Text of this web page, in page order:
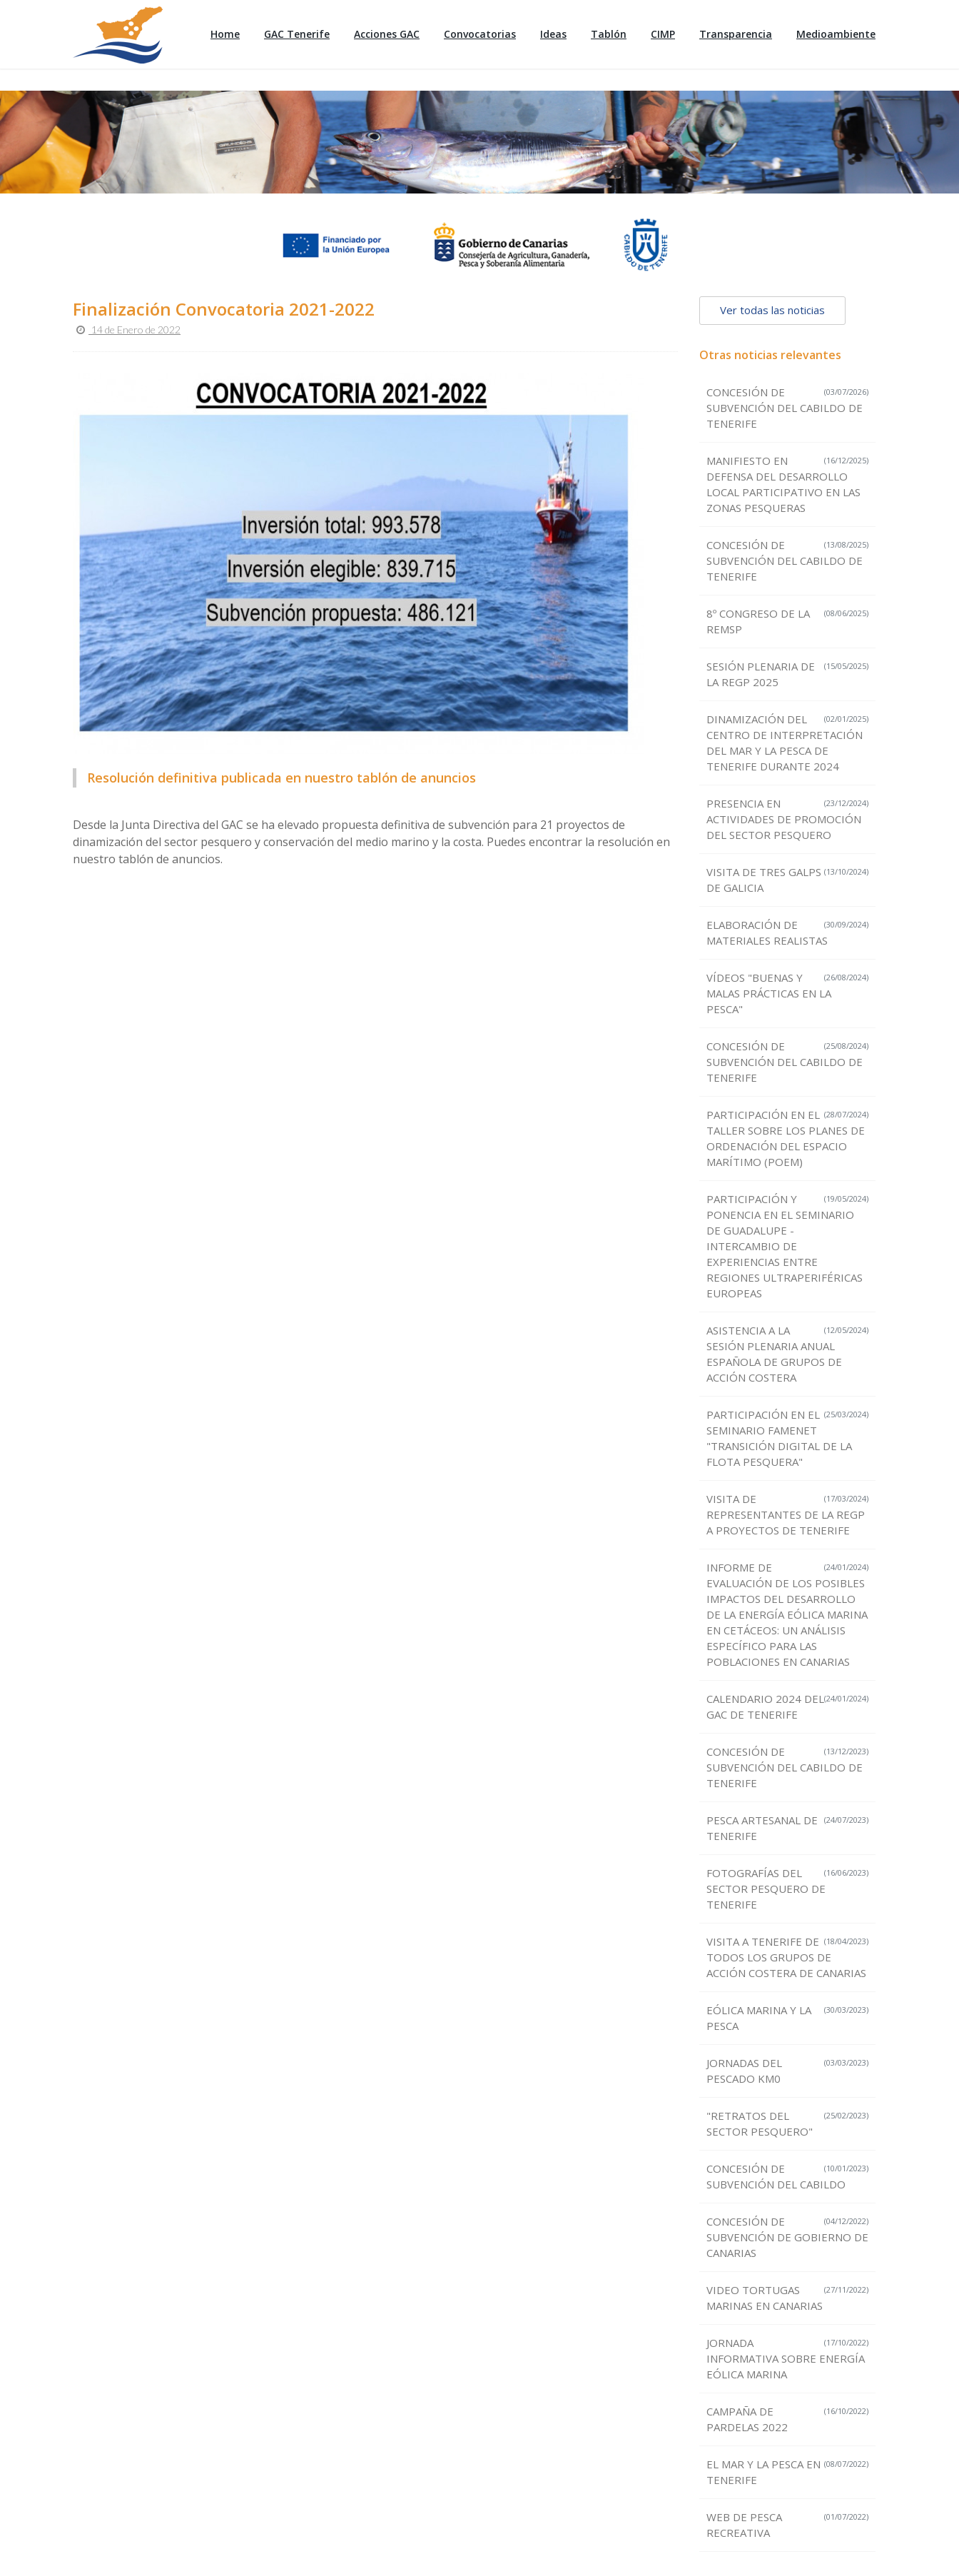
Home GAC Tenerife Acciones GAC Convocatorias Ideas Tablón CIMP Transparencia Medioambiente
Finalización Convocatoria 2021-2022
14 de Enero de 2022
Resolución definitiva publicada en nuestro tablón de anuncios
Desde la Junta Directiva del GAC se ha elevado propuesta definitiva de subvención para 21 proyectos de
dinamización del sector pesquero y conservación del medio marino y la costa. Puedes encontrar la resolución en
nuestro tablón de anuncios.
Ver todas las noticias
Otras noticias relevantes
(03/07/2026)
CONCESIÓN DE
SUBVENCIÓN DEL CABILDO DE
TENERIFE
(16/12/2025)
MANIFIESTO EN
DEFENSA DEL DESARROLLO
LOCAL PARTICIPATIVO EN LAS
ZONAS PESQUERAS
(13/08/2025)
CONCESIÓN DE
SUBVENCIÓN DEL CABILDO DE
TENERIFE
(08/06/2025)
8º CONGRESO DE LA
REMSP
(15/05/2025)
SESIÓN PLENARIA DE
LA REGP 2025
(02/01/2025)
DINAMIZACIÓN DEL
CENTRO DE INTERPRETACIÓN
DEL MAR Y LA PESCA DE
TENERIFE DURANTE 2024
(23/12/2024)
PRESENCIA EN
ACTIVIDADES DE PROMOCIÓN
DEL SECTOR PESQUERO
(13/10/2024)
VISITA DE TRES GALPS
DE GALICIA
(30/09/2024)
ELABORACIÓN DE
MATERIALES REALISTAS
(26/08/2024)
VÍDEOS "BUENAS Y
MALAS PRÁCTICAS EN LA
PESCA"
(25/08/2024)
CONCESIÓN DE
SUBVENCIÓN DEL CABILDO DE
TENERIFE
(28/07/2024)
PARTICIPACIÓN EN EL
TALLER SOBRE LOS PLANES DE
ORDENACIÓN DEL ESPACIO
MARÍTIMO (POEM)
(19/05/2024)
PARTICIPACIÓN Y
PONENCIA EN EL SEMINARIO
DE GUADALUPE -
INTERCAMBIO DE
EXPERIENCIAS ENTRE
REGIONES ULTRAPERIFÉRICAS
EUROPEAS
(12/05/2024)
ASISTENCIA A LA
SESIÓN PLENARIA ANUAL
ESPAÑOLA DE GRUPOS DE
ACCIÓN COSTERA
(25/03/2024)
PARTICIPACIÓN EN EL
SEMINARIO FAMENET
"TRANSICIÓN DIGITAL DE LA
FLOTA PESQUERA"
(17/03/2024)
VISITA DE
REPRESENTANTES DE LA REGP
A PROYECTOS DE TENERIFE
(24/01/2024)
INFORME DE
EVALUACIÓN DE LOS POSIBLES
IMPACTOS DEL DESARROLLO
DE LA ENERGÍA EÓLICA MARINA
EN CETÁCEOS: UN ANÁLISIS
ESPECÍFICO PARA LAS
POBLACIONES EN CANARIAS
(24/01/2024)
CALENDARIO 2024 DEL
GAC DE TENERIFE
(13/12/2023)
CONCESIÓN DE
SUBVENCIÓN DEL CABILDO DE
TENERIFE
(24/07/2023)
PESCA ARTESANAL DE
TENERIFE
(16/06/2023)
FOTOGRAFÍAS DEL
SECTOR PESQUERO DE
TENERIFE
(18/04/2023)
VISITA A TENERIFE DE
TODOS LOS GRUPOS DE
ACCIÓN COSTERA DE CANARIAS
(30/03/2023)
EÓLICA MARINA Y LA
PESCA
(03/03/2023)
JORNADAS DEL
PESCADO KM0
(25/02/2023)
"RETRATOS DEL
SECTOR PESQUERO"
(10/01/2023)
CONCESIÓN DE
SUBVENCIÓN DEL CABILDO
(04/12/2022)
CONCESIÓN DE
SUBVENCIÓN DE GOBIERNO DE
CANARIAS
(27/11/2022)
VIDEO TORTUGAS
MARINAS EN CANARIAS
(17/10/2022)
JORNADA
INFORMATIVA SOBRE ENERGÍA
EÓLICA MARINA
(16/10/2022)
CAMPAÑA DE
PARDELAS 2022
(08/07/2022)
EL MAR Y LA PESCA EN
TENERIFE
(01/07/2022)
WEB DE PESCA
RECREATIVA